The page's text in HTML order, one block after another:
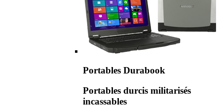
Portables Durabook
Portables durcis militarisés
incassables